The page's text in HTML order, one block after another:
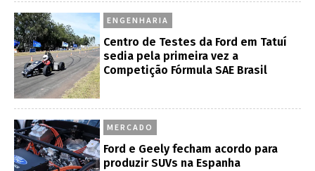
ENGENHARIA
Centro de Testes da Ford em Tatuí
sedia pela primeira vez a
Competição Fórmula SAE Brasil
MERCADO
Ford e Geely fecham acordo para
produzir SUVs na Espanha